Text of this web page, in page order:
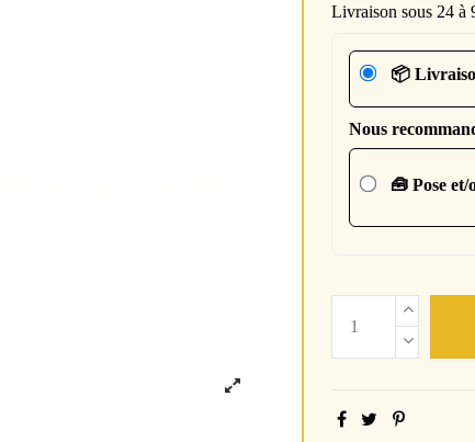
Livraison sous 24 à
📦
Nous
🧰 Pose